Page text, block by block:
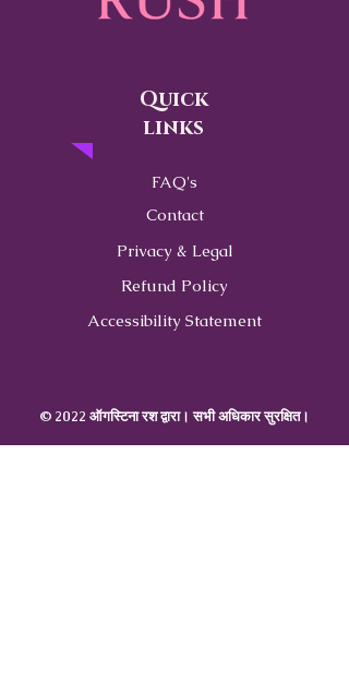
Quick
links
FAQ's
Contact
Privacy & Legal
Refund Policy
Accessibility Statement
© 2022 ऑगस्टिना रश द्वारा। सभी अधिकार सुरक्षित।